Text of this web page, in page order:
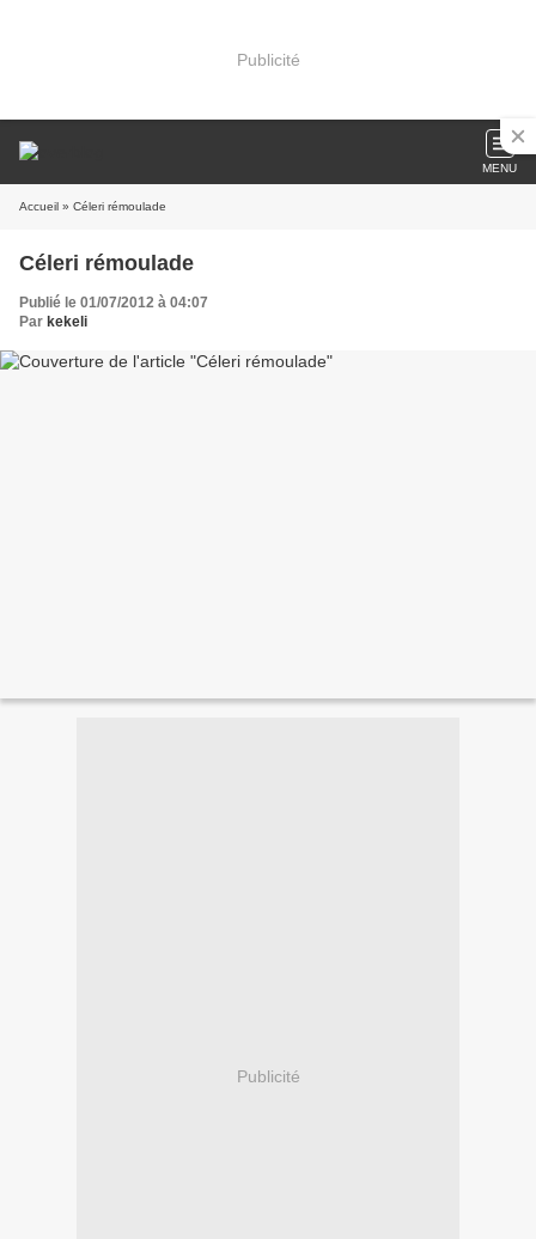
Publicité
MENU
Accueil » Céleri rémoulade
Céleri rémoulade
Publié le 01/07/2012 à 04:07
Par kekeli
Publicité